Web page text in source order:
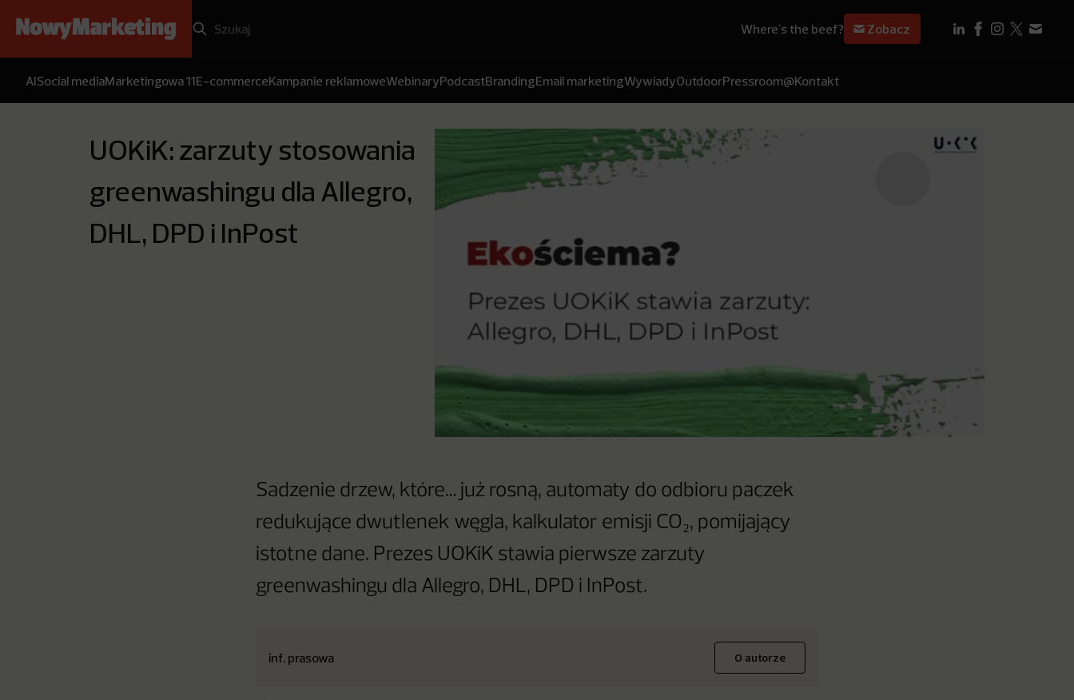
Where's the beef? Zobacz
AISocial mediaMarketingowa 11E-commerceKampanie reklamoweWebinaryPodcastBrandingEmail marketingWywiadyOutdoorPressroom@Kontakt
UOKiK: zarzuty stosowania
greenwashingu dla Allegro,
DHL, DPD i InPost
Sadzenie drzew, które… już rosną, automaty do odbioru paczek
redukujące dwutlenek węgla, kalkulator emisji CO₂, pomijający
istotne dane. Prezes UOKiK stawia pierwsze zarzuty
greenwashingu dla Allegro, DHL, DPD i InPost.
inf. prasowa O autorze